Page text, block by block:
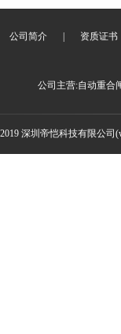
公司简介 资质证书
公司主营:自动重合
深圳帝恺科技有限公司